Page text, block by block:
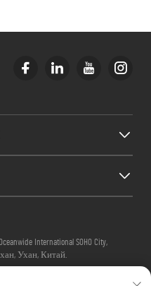
International SOHO City,
Ухан, Китай.